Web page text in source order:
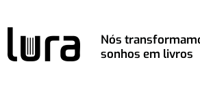
Nós
sonhos em livros